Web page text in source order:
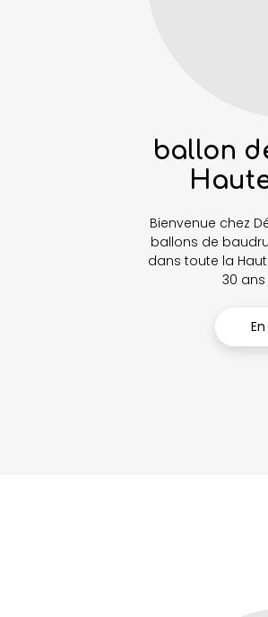
ballon
Bienvenue chez
ballons de
dans toute la
30 ans